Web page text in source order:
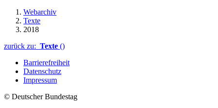
Webarchiv
Texte
2018
zurück zu: Texte ()
Barrierefreiheit
Datenschutz
Impressum
© Deutscher Bundestag